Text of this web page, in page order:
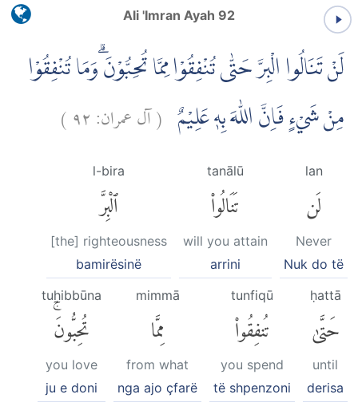
Ali 'Imran Ayah 92
لَنْ تَنَالُوا الْبِرَّ حَتّٰى تُنْفِقُوْا مِمَّا تُحِبُّوْنَ ۗوَمَا تُنْفِقُوْا
مِنْ شَيْءٍ فَاِنَّ اللّٰهَ بِهٖ عَلِيْمٌ (آل عمران:٩٢)
lan
لَن
Never
Nuk do të
tanālū
تَنَالُوا۟
will you attain
arrini
l-bira
ٱلْبِرَّ
[the] righteousness
bamirësinë
ḥattā
حَتَّىٰ
until
derisa
tunfiqū
تُنفِقُوا۟
you spend
të shpenzoni
mimmā
مِمَّا
from what
nga ajo çfarë
tuḥibbūna
تُحِبُّونَۚ
you love
ju e doni